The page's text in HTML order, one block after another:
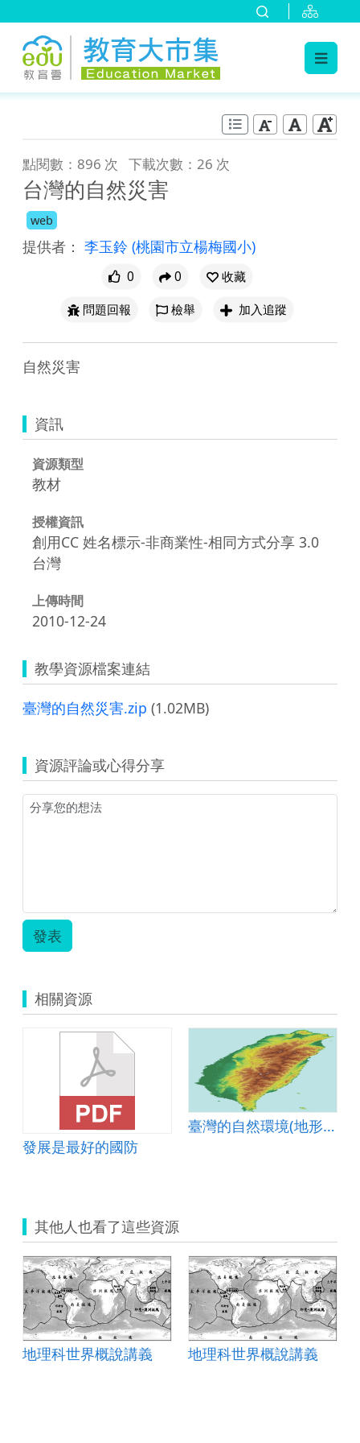
點閱數：896 次 下載次數：26 次
台灣的自然災害
web
提供者： 李玉鈴 (桃園市立楊梅國小)
0 0
收藏
問題回報
檢舉 加入追蹤
自然災害
資訊
資源類型
教材
授權資訊
創用CC 姓名標示-非商業性-相同方式分享 3.0
台灣
上傳時間
2010-12-24
教學資源檔案連結
臺灣的自然災害.zip (1.02MB)
資源評論或心得分享
發表
相關資源
發展是最好的國防
臺灣的自然環境(地形篇)
其他人也看了這些資源
地理科世界概說講義 地理科世界概說講義